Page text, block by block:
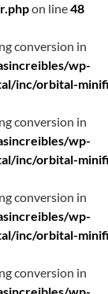
on line48
conversion in
wp-
inc/orbital-
conversion in
wp-
inc/orbital-
conversion in
wp-
inc/orbital-
conversion in